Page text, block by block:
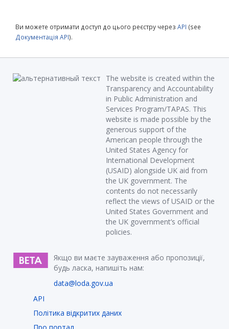
Ви можете отримати доступ до цього реєстру через API (see
Документація API).
The website is created within the
Transparency and Accountability
in Public Administration and
Services Program/TAPAS. This
website is made possible by the
generous support of the
American people through the
United States Agency for
International Development
(USAID) alongside UK aid from
the UK government. The
contents do not necessarily
reflect the views of USAID or the
United States Government and
the UK government’s official
policies.
Якщо ви маєте зауваження або пропозиції,
будь ласка, напишіть нам:
data@loda.gov.ua
API
Політика відкритих даних
Про портал